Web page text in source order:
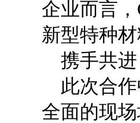
企业而言
新型特种
携手共
此次合
全面的现